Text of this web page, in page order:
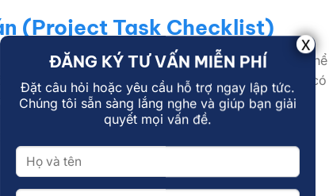
(Project Task Checklist)
của dự án thành những hành động cụ thể và có thể
bỏ sót hạng mục. Đây là công cụ bắt buộc phải có
và chủ doanh nghiệp nhỏ.
(Project Work Checklist)
ĐĂNG KÝ TƯ VẤN MIỄN PHÍ
Đặt câu hỏi hoặc yêu cầu hỗ trợ ngay lập tức.
Chúng tôi sẵn sàng lắng nghe và giúp bạn giải
quyết mọi vấn đề.